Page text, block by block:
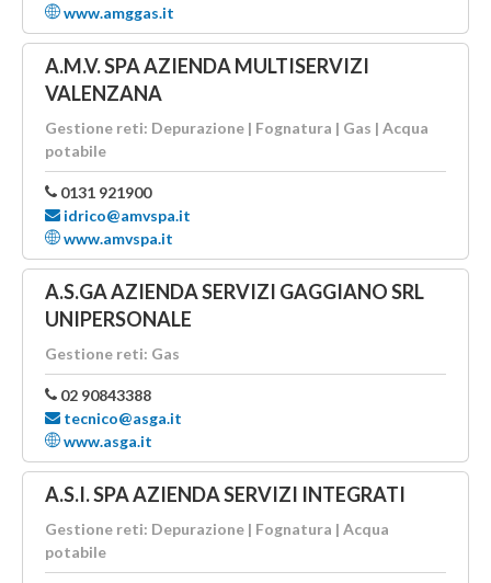
www.amggas.it
A.M.V. SPA AZIENDA MULTISERVIZI
VALENZANA
Gestione reti: Depurazione | Fognatura | Gas | Acqua
potabile
0131 921900
idrico@amvspa.it
www.amvspa.it
A.S.GA AZIENDA SERVIZI GAGGIANO SRL
UNIPERSONALE
Gestione reti: Gas
02 90843388
tecnico@asga.it
www.asga.it
A.S.I. SPA AZIENDA SERVIZI INTEGRATI
Gestione reti: Depurazione | Fognatura | Acqua
potabile